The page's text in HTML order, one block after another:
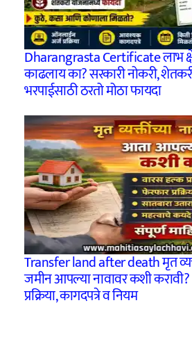
Dharangrasta Certificate लाभ
काढलाय का? सरकारी नोकरी,
भरपाईसाठी ठरतो मोठा फायदा
Transfer land after death मृत
जमीन आपल्या नावावर कशी
प्रक्रिया, कागदपत्रे व नियम